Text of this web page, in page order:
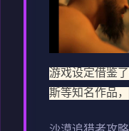
游戏设定借鉴
斯等知名作品，